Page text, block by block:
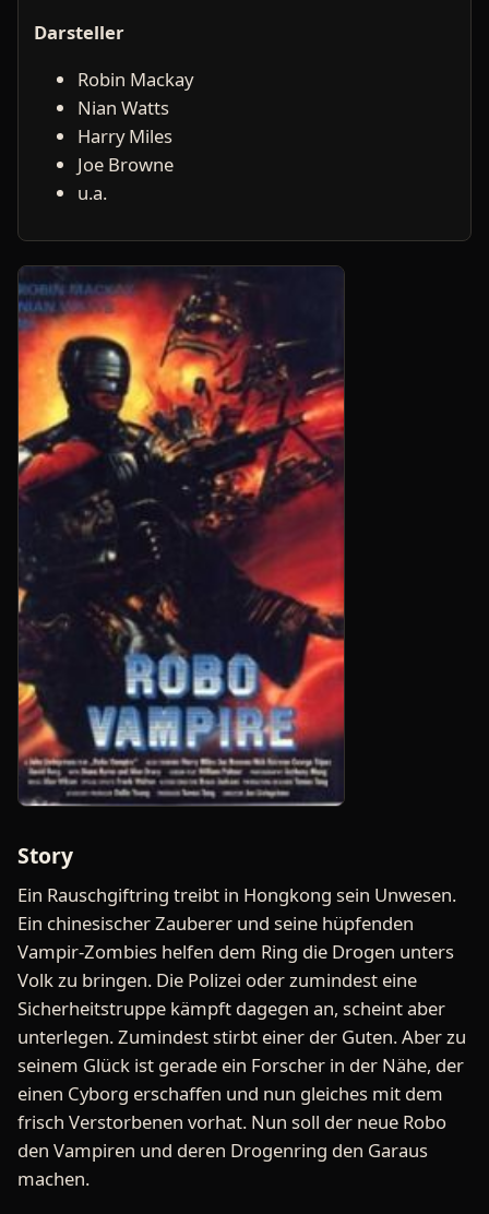
Darsteller
Robin Mackay
Nian Watts
Harry Miles
Joe Browne
u.a.
Story
Ein Rauschgiftring treibt in Hongkong sein Unwesen.
Ein chinesischer Zauberer und seine hüpfenden
Vampir-Zombies helfen dem Ring die Drogen unters
Volk zu bringen. Die Polizei oder zumindest eine
Sicherheitstruppe kämpft dagegen an, scheint aber
unterlegen. Zumindest stirbt einer der Guten. Aber zu
seinem Glück ist gerade ein Forscher in der Nähe, der
einen Cyborg erschaffen und nun gleiches mit dem
frisch Verstorbenen vorhat. Nun soll der neue Robo
den Vampiren und deren Drogenring den Garaus
machen.